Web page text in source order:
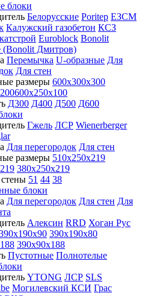
блоки
Белорусские Poritep ЕЗСМ
Калужский газобетон КСЗ
Euroblock Bonolit
(Bonolit Дмитров)
Перемычка U-образные Для
Для стен
размеры 600х300х300
600х250х100
Д300 Д400 Д500 Д600
Гжель ЛСР Wienerberger
Для перегородок Для стен
размеры 510х250х219
380х250х219
51 44 38
блоки
Для перегородок Для стен Для
Алексин RRD Хоган Рус
390х190х80
390х90х188
Пустотные Полнотелые
YTONG ЛСР SLS
Могилевский КСИ Грас